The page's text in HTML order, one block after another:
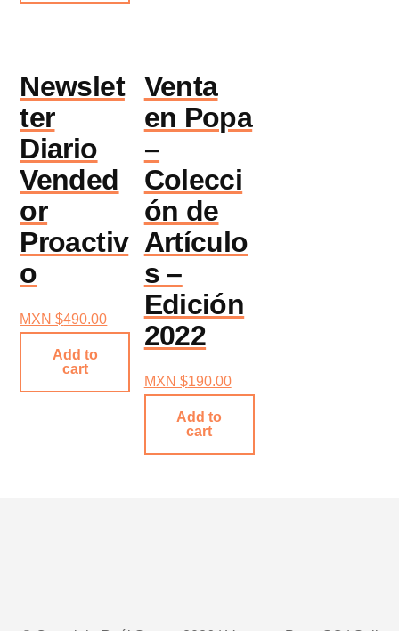
Newslet
ter
Diario
Vended
or
Proactiv
o
MXN $490.00
Add to
cart
Venta
en Popa
–
Colecci
ón de
Artículo
s –
Edición
2022
MXN $190.00
Add to
cart